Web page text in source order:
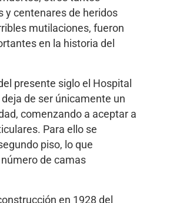
y centenares de heridos
mutilaciones, fueron
en la historia del
presente siglo el Hospital
de ser únicamente un
comenzando a aceptar a
Para ello se
piso, lo que
de camas
en 1928 del